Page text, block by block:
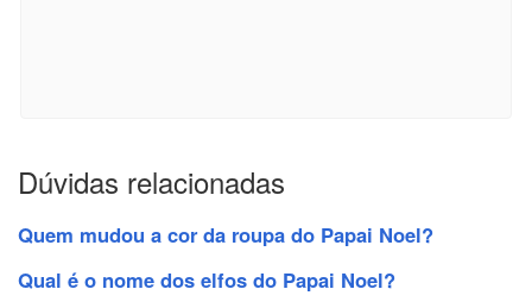
Dúvidas relacionadas
Quem mudou a cor da roupa do Papai Noel?
Qual é o nome dos elfos do Papai Noel?